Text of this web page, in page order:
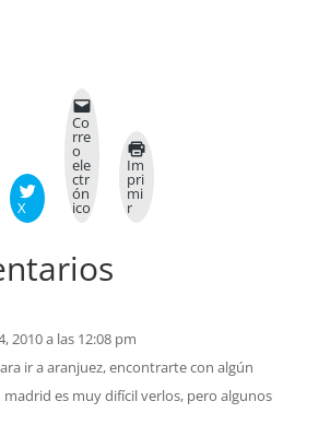
X
Co
rre
o
ele
ctr
ón
ico
Im
pri
mi
r
2010 a las 12:08 pm
ir a aranjuez, encontrarte con algún
es muy difícil verlos, pero algunos